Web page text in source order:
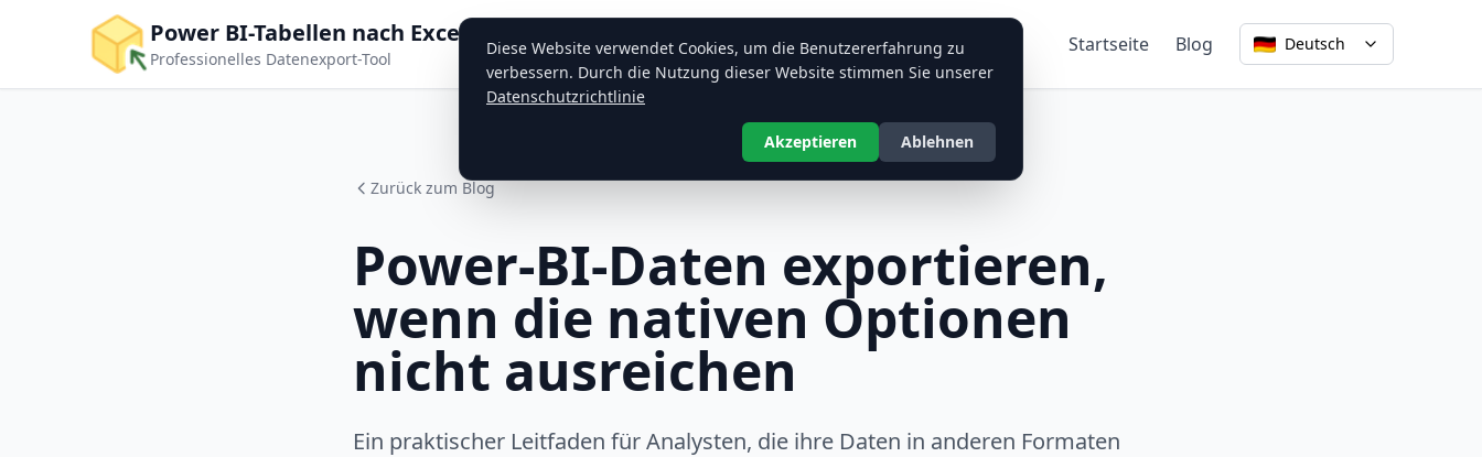
Power BI-Tabellen nach Excel, CSV, JSON, PDF exportieren — BI Table Exporter
Professionelles Datenexport-Tool
Startseite Blog Deutsch
Zurück zum Blog
Power-BI-Daten exportieren,
wenn die nativen Optionen
nicht ausreichen
Ein praktischer Leitfaden für Analysten, die ihre Daten in anderen Formaten
Diese Website verwendet Cookies, um die Benutzererfahrung zu
verbessern. Durch die Nutzung dieser Website stimmen Sie unserer
Datenschutzrichtlinie
Akzeptieren Ablehnen